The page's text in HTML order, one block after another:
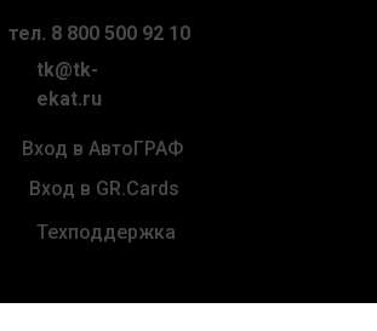
tk@tk-
ekat.ru
тел. 8 800 500 92 10
Вход в АвтоГРАФ
Вход в GR.Cards
Техподдержка